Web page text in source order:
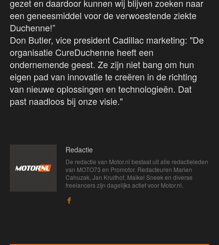
gezet en daardoor kunnen wij blijven zoeken naar
een geneesmiddel voor de verwoestende ziekte
Duchenne!”
Don Butler, vice president Cadillac marketing: "De
organisatie CureDuchenne heeft een
ondernemende geest. Ze zijn niet bang om hun
eigen pad van innovatie te creëren in de richting
van nieuwe oplossingen en technologieën. Dat
past naadloos bij onze visie."
Redactie
De redactie van Motor.nl bestaat uit alle redactieleden
van MOTO73 en Promotor. Redacteuren Marien
Cahuzak, Jan Kruithof, Maikel Sneek en diverse
freelancers zijn dagelijks actief voor Motor.nl.